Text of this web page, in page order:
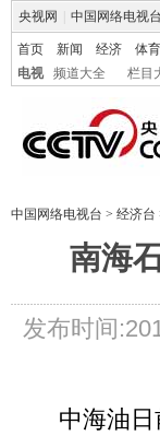
央视网 中国网络电视台
首页 新闻 经济 体育
电视
频道大全 栏目
中国网络电视台 > 经济台
南海
发布时间
中海油日前